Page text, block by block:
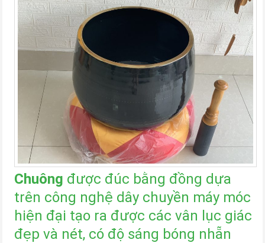
Chuông được đúc bằng đồng dựa
trên công nghệ dây chuyền máy móc
hiện đại tạo ra được các vân lục giác
đẹp và nét, có độ sáng bóng nhẵn